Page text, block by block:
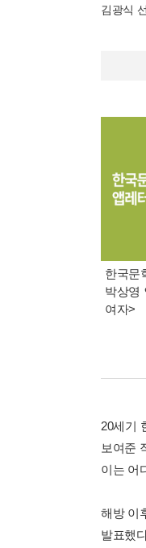
김광식
한국문
박상영
여자>
20세기
보여준
이는 어
해방 이
발표했